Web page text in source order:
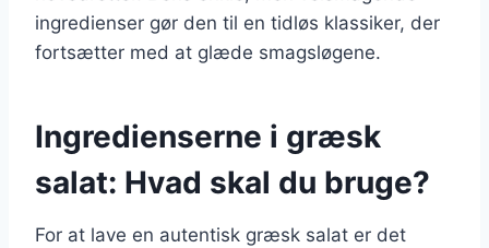
ingredienser gør den til en tidløs klassiker, der
fortsætter med at glæde smagsløgene.
Ingredienserne i græsk
salat: Hvad skal du bruge?
For at lave en autentisk græsk salat er det